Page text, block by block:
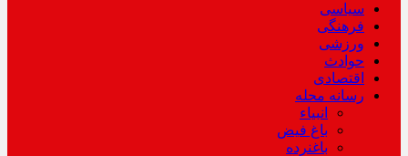
سیاسی
فرهنگی
ورزشی
حوادث
اقتصادی
رسانه محله
انبیاء
باغ فیض
باغنرده